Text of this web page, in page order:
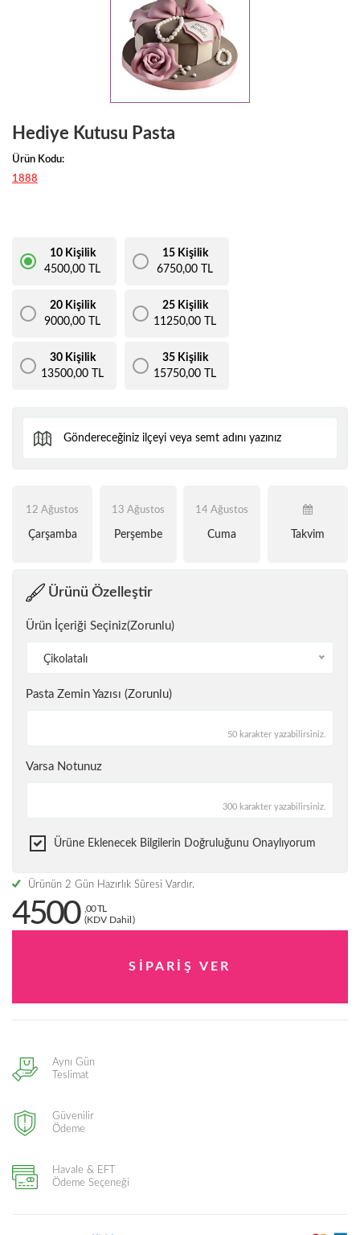
Hediye Kutusu Pasta
Ürün Kodu:
1888
10 Kişilik
4500,00 TL
15 Kişilik
6750,00 TL
20 Kişilik
9000,00 TL
25 Kişilik
11250,00 TL
30 Kişilik
13500,00 TL
35 Kişilik
15750,00 TL
12 Ağustos
Çarşamba
13 Ağustos
Perşembe
14 Ağustos
Cuma Takvim
Ürünü Özelleştir
Ürün İçeriği Seçiniz(Zorunlu)
Çikolatalı
Pasta Zemin Yazısı (Zorunlu)
50 karakter yazabilirsiniz.
Varsa Notunuz
300 karakter yazabilirsiniz.
Ürüne Eklenecek Bilgilerin Doğruluğunu Onaylıyorum
Ürünün 2 Gün Hazırlık Süresi Vardır.
4500
,00 TL
(KDV Dahil)
Aynı Gün
Teslimat
Güvenilir
Ödeme
Havale & EFT
Ödeme Seçeneği